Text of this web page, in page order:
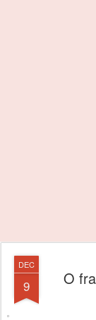
DEC
9 O